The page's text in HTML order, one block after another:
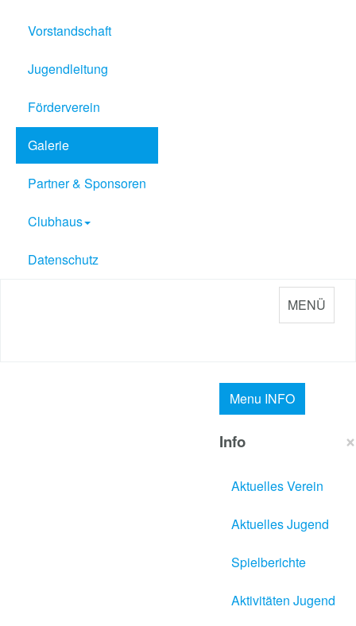
Vorstandschaft
Jugendleitung
Förderverein
Galerie
Partner & Sponsoren
Clubhaus
Datenschutz
MENÜ
Menu INFO
×
Info
Aktuelles Verein
Aktuelles Jugend
Spielberichte
Aktivitäten Jugend